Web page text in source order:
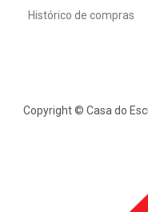
Histórico de compras
Copyright © Casa do